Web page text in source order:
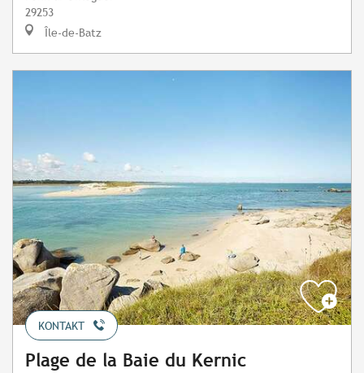
29253
Île-de-Batz
KONTAKT
Plage de la Baie du Kernic